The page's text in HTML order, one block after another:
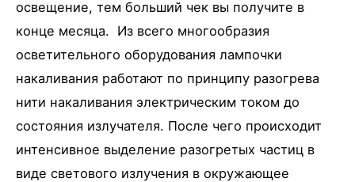
освещение, тем больший чек вы получите в
конце месяца. Из всего многообразия
осветительного оборудования лампочки
накаливания работают по принципу разогрева
нити накаливания электрическим током до
состояния излучателя. После чего происходит
интенсивное выделение разогретых частиц в
виде светового излучения в окружающее